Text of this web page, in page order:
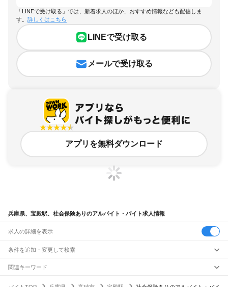
「LINEで受け取る」では、新着求人のほか、おすすめ情報なども配信しま
す。 詳しくはこちら
LINEで受け取る
メールで受け取る
アプリを無料ダウンロード
兵庫県、宝殿駅、社会保険ありのアルバイト・バイト求人情報
求人の詳細を表示
条件を追加・変更して検索
市区町村を追加・変更
駅を追加・変更
関連キーワード